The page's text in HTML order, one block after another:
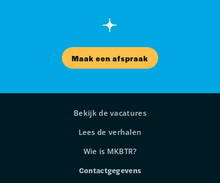
Maak een afspraak
Bekijk de vacatures
Lees de verhalen
Wie is MKBTR?
Contactgegevens